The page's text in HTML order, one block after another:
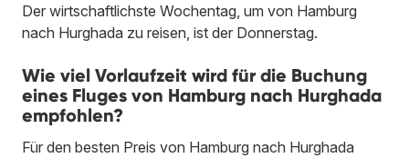
Der wirtschaftlichste Wochentag, um von Hamburg
nach Hurghada zu reisen, ist der Donnerstag.
Wie viel Vorlaufzeit wird für die Buchung
eines Fluges von Hamburg nach Hurghada
empfohlen?
Für den besten Preis von Hamburg nach Hurghada